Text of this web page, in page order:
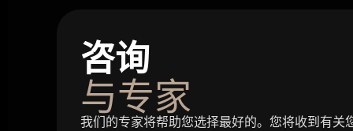
咨询
与专家
我们的专家将帮助您选择最好的。您将收到有关